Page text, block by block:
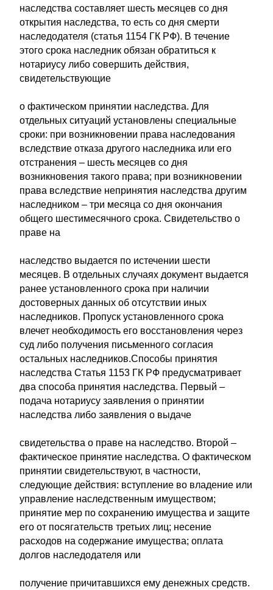
наследства составляет шесть месяцев со дня
открытия наследства, то есть со дня смерти
наследодателя (статья 1154 ГК РФ). В течение
этого срока наследник обязан обратиться к
нотариусу либо совершить действия,
свидетельствующие
о фактическом принятии наследства. Для
отдельных ситуаций установлены специальные
сроки: при возникновении права наследования
вследствие отказа другого наследника или его
отстранения – шесть месяцев со дня
возникновения такого права; при возникновении
права вследствие непринятия наследства другим
наследником – три месяца со дня окончания
общего шестимесячного срока. Свидетельство о
праве на
наследство выдается по истечении шести
месяцев. В отдельных случаях документ выдается
ранее установленного срока при наличии
достоверных данных об отсутствии иных
наследников. Пропуск установленного срока
влечет необходимость его восстановления через
суд либо получения письменного согласия
остальных наследников.Способы принятия
наследства Статья 1153 ГК РФ предусматривает
два способа принятия наследства. Первый –
подача нотариусу заявления о принятии
наследства либо заявления о выдаче
свидетельства о праве на наследство. Второй –
фактическое принятие наследства. О фактическом
принятии свидетельствуют, в частности,
следующие действия: вступление во владение или
управление наследственным имуществом;
принятие мер по сохранению имущества и защите
его от посягательств третьих лиц; несение
расходов на содержание имущества; оплата
долгов наследодателя или
получение причитавшихся ему денежных средств.